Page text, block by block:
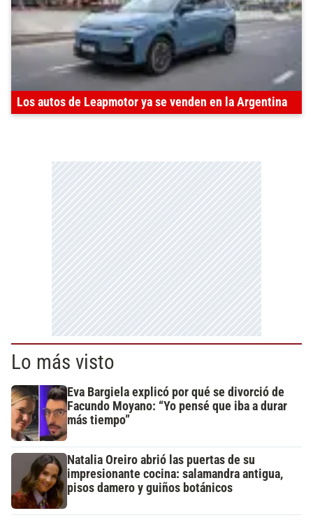
Los autos de Leapmotor ya se venden en la Argentina
Lo más visto
Eva Bargiela explicó por qué se divorció de
Facundo Moyano: “Yo pensé que iba a durar
más tiempo”
Natalia Oreiro abrió las puertas de su
impresionante cocina: salamandra antigua,
pisos damero y guiños botánicos